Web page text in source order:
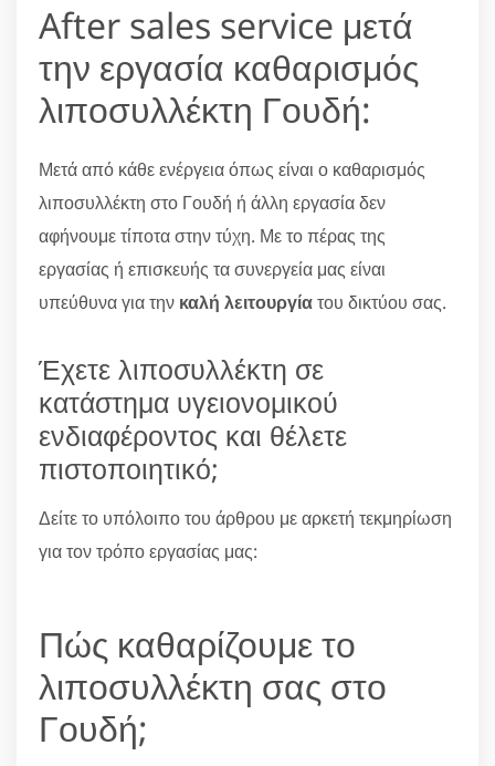
After sales service μετά
την εργασία καθαρισμός
λιποσυλλέκτη Γουδή:
Μετά από κάθε ενέργεια όπως είναι ο καθαρισμός
λιποσυλλέκτη στο Γουδή ή άλλη εργασία δεν
αφήνουμε τίποτα στην τύχη. Με το πέρας της
εργασίας ή επισκευής τα συνεργεία μας είναι
υπεύθυνα για την καλή λειτουργίατου δικτύου σας.
Έχετε λιποσυλλέκτη σε
κατάστημα υγειονομικού
ενδιαφέροντος και θέλετε
πιστοποιητικό;
Δείτε το υπόλοιπο του άρθρου με αρκετή τεκμηρίωση
για τον τρόπο εργασίας μας:
Πώς καθαρίζουμε το
λιποσυλλέκτη σας στο
Γουδή;